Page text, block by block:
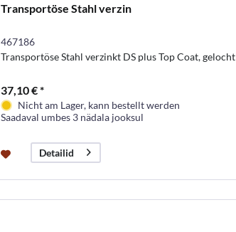
Transportöse Stahl verzin
467186
Transportöse Stahl verzinkt DS plus Top Coat, gelocht
37,10 € *
Nicht am Lager, kann bestellt werden
Saadaval umbes 3 nädala jooksul
Detailid